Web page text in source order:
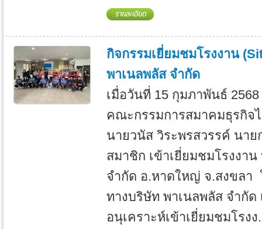
กิจกรรมเยี่ยมชมโรงงาน
พาเนลพลัส จำกัด
เมื่อวันที่ 15 กุมภาพันธ์ 2568
คณะกรรมการสมาคมธุรกิจ
นายวนัส วิระพรสวรรค์ นา
สมาชิก เข้าเยี่ยมชมโรงงา
จำกัด อ.หาดใหญ่ จ.สงขล
ทางบริษัท พาเนลพลัส จำกัด
อนุเคราะห์เข้าเยี่ยมชมโรงง